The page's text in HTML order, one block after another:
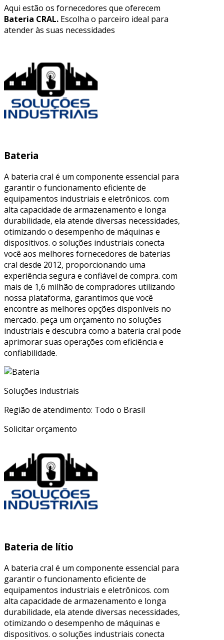
Aqui estão os fornecedores que oferecem
Bateria CRAL. Escolha o parceiro ideal para
atender às suas necessidades
Bateria
A bateria cral é um componente essencial para
garantir o funcionamento eficiente de
equipamentos industriais e eletrônicos. com
alta capacidade de armazenamento e longa
durabilidade, ela atende diversas necessidades,
otimizando o desempenho de máquinas e
dispositivos. o soluções industriais conecta
você aos melhores fornecedores de baterias
cral desde 2012, proporcionando uma
experiência segura e confiável de compra. com
mais de 1,6 milhão de compradores utilizando
nossa plataforma, garantimos que você
encontre as melhores opções disponíveis no
mercado. peça um orçamento no soluções
industriais e descubra como a bateria cral pode
aprimorar suas operações com eficiência e
confiabilidade.
Soluções industriais
Região de atendimento: Todo o Brasil
Solicitar orçamento
Bateria de lítio
A bateria cral é um componente essencial para
garantir o funcionamento eficiente de
equipamentos industriais e eletrônicos. com
alta capacidade de armazenamento e longa
durabilidade, ela atende diversas necessidades,
otimizando o desempenho de máquinas e
dispositivos. o soluções industriais conecta